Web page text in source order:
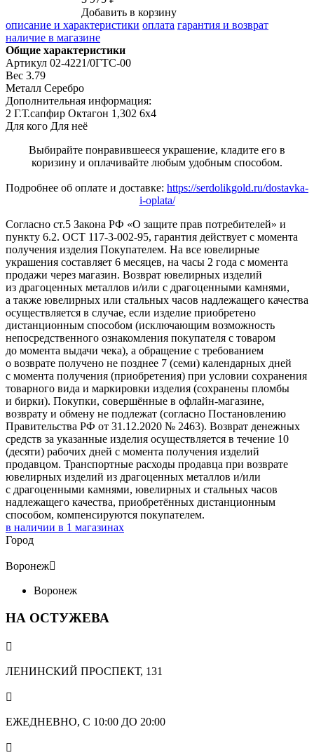
Добавить в корзину
описание и характеристики оплата гарантия и возврат
наличие в магазине
Общие характеристики
Артикул 02-4221/0ГТС-00
Вес 3.79
Металл Серебро
Дополнительная информация:
2 Г.Т.сапфир Октагон 1,302 6х4
Для кого Для неё
Выбирайте понравившееся украшение, кладите его в
коризину и оплачивайте любым удобным способом.
Подробнее об оплате и доставке: https://serdolikgold.ru/dostavka-
i-oplata/
Согласно ст.5 Закона РФ «О защите прав потребителей» и
пункту 6.2. ОСТ 117-3-002-95, гарантия действует с момента
получения изделия Покупателем. На все ювелирные
украшения составляет 6 месяцев, на часы 2 года с момента
продажи через магазин. Возврат ювелирных изделий
из драгоценных металлов и/или с драгоценными камнями,
а также ювелирных или стальных часов надлежащего качества
осуществляется в случае, если изделие приобретено
дистанционным способом (исключающим возможность
непосредственного ознакомления покупателя с товаром
до момента выдачи чека), а обращение с требованием
о возврате получено не позднее 7 (семи) календарных дней
с момента получения (приобретения) при условии сохранения
товарного вида и маркировки изделия (сохранены пломбы
и бирки). Покупки, совершённые в офлайн-магазине,
возврату и обмену не подлежат (согласно Постановлению
Правительства РФ от 31.12.2020 № 2463). Возврат денежных
средств за указанные изделия осуществляется в течение 10
(десяти) рабочих дней с момента получения изделий
продавцом. Транспортные расходы продавца при возврате
ювелирных изделий из драгоценных металлов и/или
с драгоценными камнями, ювелирных и стальных часов
надлежащего качества, приобретённых дистанционным
способом, компенсируются покупателем.
в наличии в 1 магазинах
Город
Воронеж
Воронеж
НА ОСТУЖЕВА

ЛЕНИНСКИЙ ПРОСПЕКТ, 131

ЕЖЕДНЕВНО, С 10:00 ДО 20:00
